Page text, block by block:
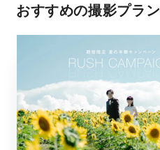
おすすめの撮影プラン